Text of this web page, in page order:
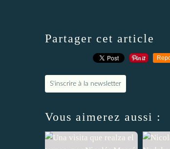
Partager cet article
S'inscrire à la newsletter
Vous aimerez aussi :